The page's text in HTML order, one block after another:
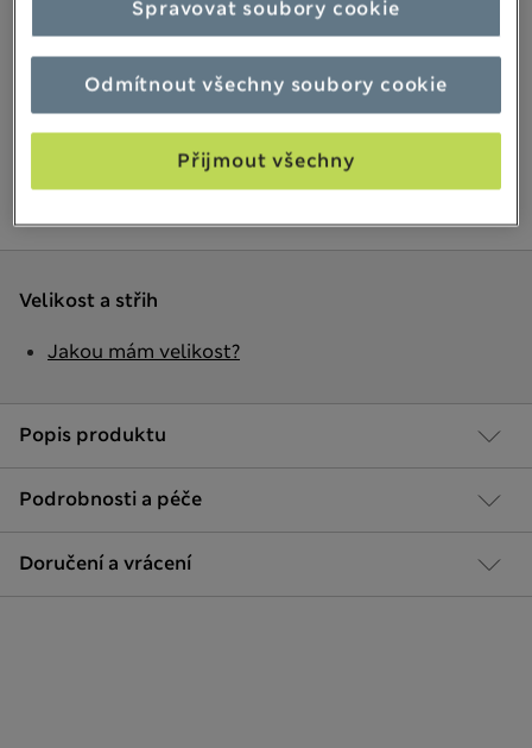
Přidat do košíku
Uložit položku na později
Bezplatné doručení domů nad 1 200 Kč
Popis produktu
Podrobnosti a péče
Doručení a vrácení
Velikost a střih
Jakou mám velikost?
Odmítnout všechny soubory cookie
Přijmout všechny
Spravovat soubory cookie